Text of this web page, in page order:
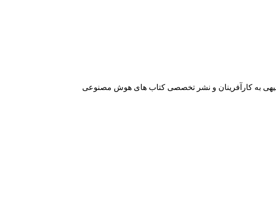
توجیهی به کارآفرینان و نشر تخصصی کتاب های هوش مصنوعی